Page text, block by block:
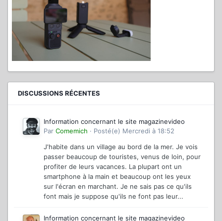
DISCUSSIONS RÉCENTES
Information concernant le site magazinevideo
Par Comemich · Posté(e) Mercredi à 18:52
J'habite dans un village au bord de la mer. Je vois
passer beaucoup de touristes, venus de loin, pour
profiter de leurs vacances. La plupart ont un
smartphone à la main et beaucoup ont les yeux
sur l'écran en marchant. Je ne sais pas ce qu'ils
font mais je suppose qu'ils ne font pas leur...
Information concernant le site magazinevideo